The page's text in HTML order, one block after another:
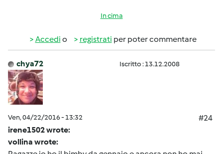
In cima
Accedi o registrati per poter commentare
chya72 Iscritto : 13.12.2008
Ven, 04/22/2016 - 13:32
#24
irene1502 wrote:
vollina wrote: